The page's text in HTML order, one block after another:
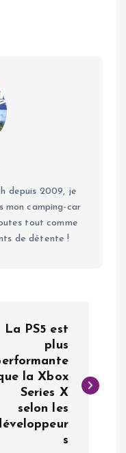
depuis 2009, je
mon camping-car
tout comme
de détente !
La PS5 est
plus
la Xbox
Series X
selon les
s